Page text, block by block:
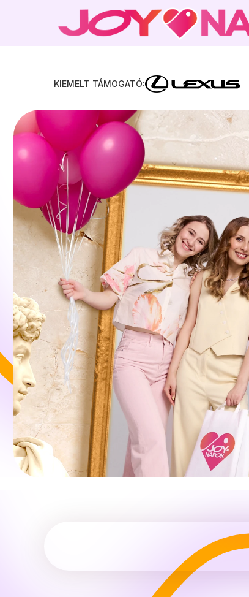
DIGITÁLIS KUPONOK
GYAKRAN ISMÉTELT KÉRDÉSEK
JOY.HU
MAGAZIN ELŐFIZETÉS
SEGÍTHETÜNK? -> APP@JOY.HU
KIEMELT TÁMOGATÓ: